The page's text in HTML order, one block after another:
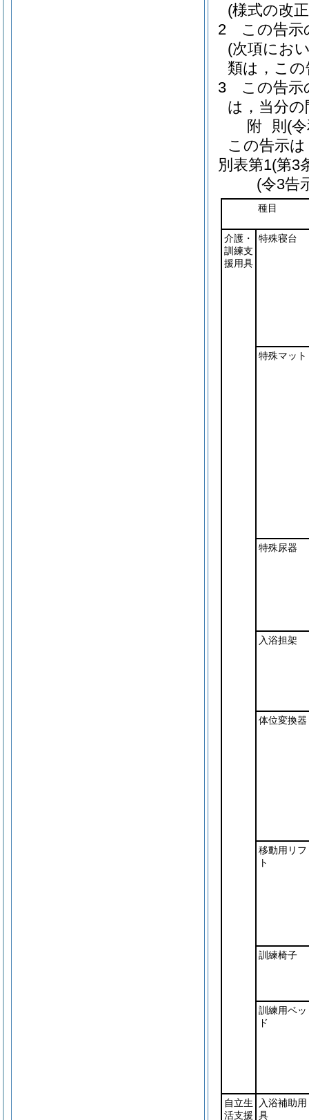
(様式の改
2
この告示
(次項にお
類は，こ
3
この告
は，当分
附 則 (
この告示
別表第1(第3
(令3告
種目
介護・
訓練支
援用具
特殊寝台
特殊マット
特殊尿器
入浴担架
体位変換器
移動用リフ
ト
訓練椅子
訓練用ベッ
ド
自立生
活支援
入浴補助用
具